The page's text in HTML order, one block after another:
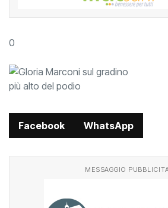
0
Facebook WhatsApp
MESSAGGIO